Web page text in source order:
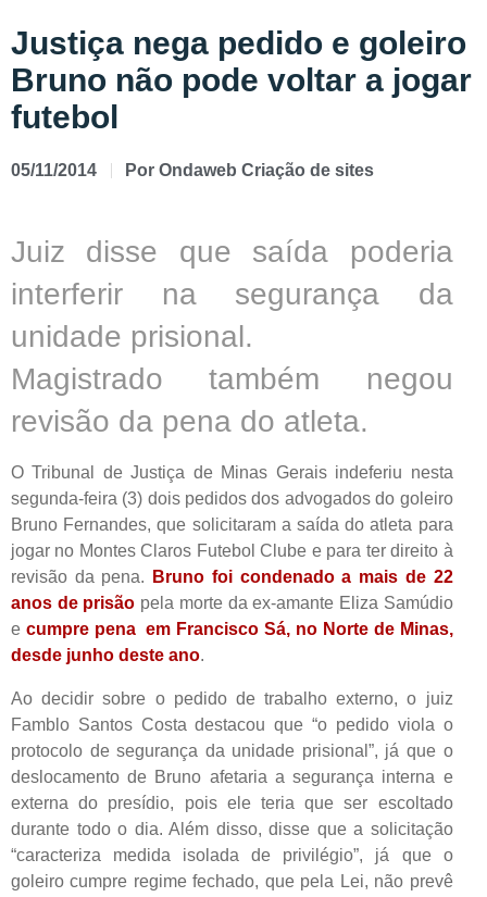
Justiça nega pedido e goleiro
Bruno não pode voltar a jogar
futebol
05/11/2014 Por Ondaweb Criação de sites
Juiz disse que saída poderia
interferir na segurança da
unidade prisional.
Magistrado também negou
revisão da pena do atleta.
O Tribunal de Justiça de Minas Gerais indeferiu nesta
segunda-feira (3) dois pedidos dos advogados do goleiro
Bruno Fernandes, que solicitaram a saída do atleta para
jogar no Montes Claros Futebol Clube e para ter direito à
revisão da pena.
Bruno foi condenado a mais de 22
anos de prisão pela morte da ex-amante Eliza Samúdio
e cumpre pena em Francisco Sá, no Norte de Minas,
desde junho deste ano.
Ao decidir sobre o pedido de trabalho externo, o juiz
Famblo Santos Costa destacou que “o pedido viola o
protocolo de segurança da unidade prisional”, já que o
deslocamento de Bruno afetaria a segurança interna e
externa do presídio, pois ele teria que ser escoltado
durante todo o dia. Além disso, disse que a solicitação
“caracteriza medida isolada de privilégio”, já que o
goleiro cumpre regime fechado, que pela Lei, não prevê